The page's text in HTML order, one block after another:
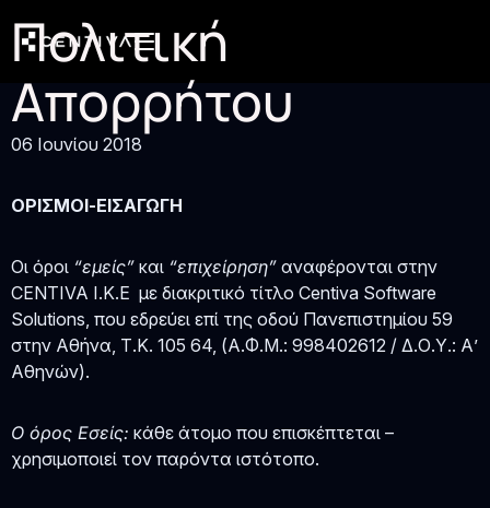
Πολιτική
Απορρήτου
06 Ιουνίου 2018
ΟΡΙΣΜΟΙ-ΕΙΣΑΓΩΓΗ
Οι όροι “εμείς” και “επιχείρηση” αναφέρονται στην
CENTIVA I.K.E με διακριτικό τίτλο Centiva Software
Solutions, που εδρεύει επί της οδού Πανεπιστημίου 59
στην Αθήνα, Τ.Κ. 105 64, (Α.Φ.Μ.: 998402612 / Δ.Ο.Υ.: Α’
Αθηνών).
O όρος Εσείς: κάθε άτομο που επισκέπτεται –
χρησιμοποιεί τον παρόντα ιστότοπο.